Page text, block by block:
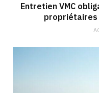
Entretien VMC
propriétaires